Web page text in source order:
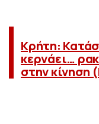
Κρήτη:
κερνάει…
στην κίνηση